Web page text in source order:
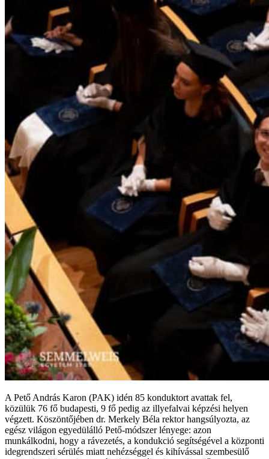
A Pető András Karon (PAK) idén 85 konduktort avattak fel,
közülük 76 fő budapesti, 9 fő pedig az illyefalvai képzési helyen
végzett. Köszöntőjében dr. Merkely Béla rektor hangsúlyozta, az
egész világon egyedülálló Pető-módszer lényege: azon
munkálkodni, hogy a rávezetés, a kondukció segítségével a központi
idegrendszeri sérülés miatt nehézséggel és kihívással szembesülő